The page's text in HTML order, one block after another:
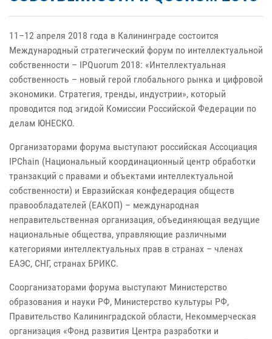
11–12 апреля 2018 года в Калининграде состоится
Международный стратегический форум по интеллектуальной
собственности – IPQuorum 2018: «Интеллектуальная
собственность – новый герой глобального рынка и цифровой
экономики. Стратегия, тренды, индустрии», который
проводится под эгидой Комиссии Российской Федерации по
делам ЮНЕСКО.
Организаторами форума выступают российская Ассоциация
IPChain (Национальный координационный центр обработки
транзакций с правами и объектами интеллектуальной
собственности) и Евразийская конфедерация обществ
правообладателей (ЕАКОП) – международная
неправительственная организация, объединяющая ведущие
национальные общества, управляющие различными
категориями интеллектуальных прав в странах – членах
ЕАЭС, СНГ, странах БРИКС.
Соорганизаторами форума выступают Министерство
образования и науки РФ, Министерство культуры РФ,
Правительство Калининградской области, Некоммерческая
организация «Фонд развития Центра разработки и